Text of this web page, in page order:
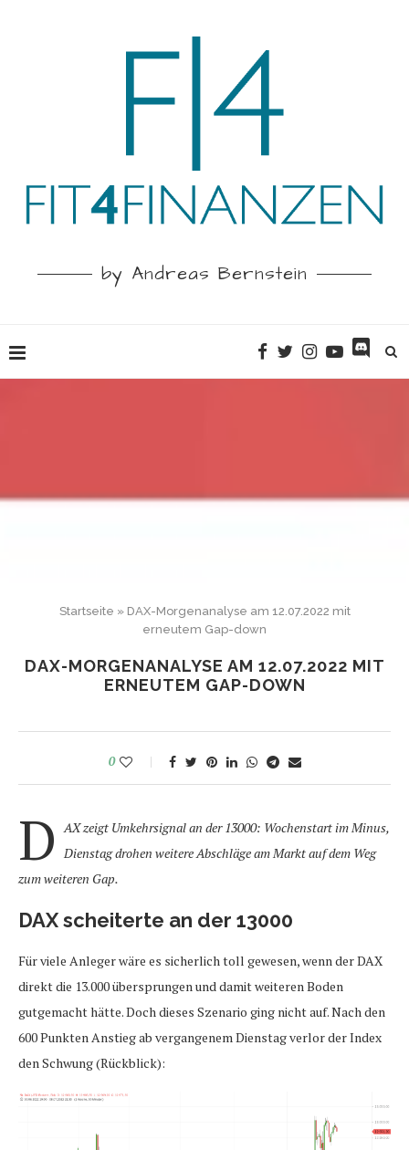
by Andreas Bernstein
Startseite » DAX-Morgenanalyse am 12.07.2022 mit
erneutem Gap-down
DAX-MORGENANALYSE AM 12.07.2022 MIT
ERNEUTEM GAP-DOWN
0
D
AX zeigt Umkehrsignal an der 13000: Wochenstart im Minus,
Dienstag drohen weitere Abschläge am Markt auf dem Weg
zum weiteren Gap.
DAX scheiterte an der 13000
Für viele Anleger wäre es sicherlich toll gewesen, wenn der DAX
direkt die 13.000 übersprungen und damit weiteren Boden
gutgemacht hätte. Doch dieses Szenario ging nicht auf. Nach den
600 Punkten Anstieg ab vergangenem Dienstag verlor der Index
den Schwung (Rückblick):